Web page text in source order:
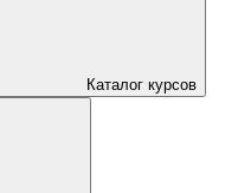
Каталог курсов